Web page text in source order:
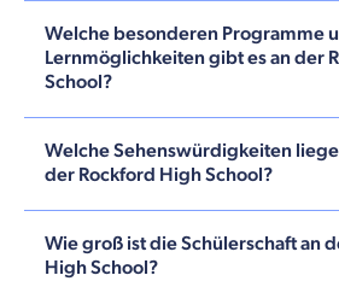
Welche besonderen Programme
Lernmöglichkeiten gibt es an der
School?
Welche Sehenswürdigkeiten
der Rockford High School?
Wie groß ist die Schülerschaft an
High School?